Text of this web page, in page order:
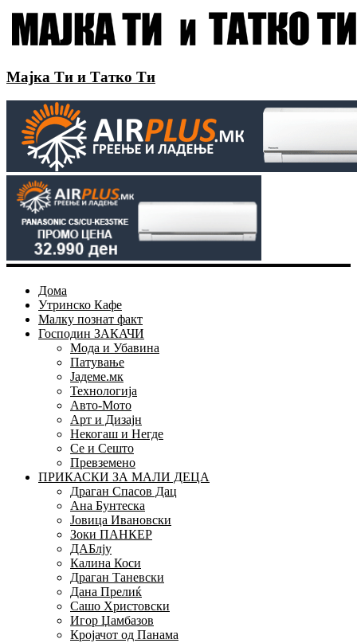
Мајка Ти и Татко Ти
Дома
Утринско Кафе
Малку познат факт
Господин ЗАКАЧИ
Мода и Убавина
Патување
Јадеме.мк
Технологија
Авто-Мото
Арт и Дизајн
Некогаш и Негде
Се и Сешто
Превземено
ПРИКАСКИ ЗА МАЛИ ДЕЦА
Драган Спасов Дац
Ана Бунтеска
Јовица Ивановски
Зоки ПАНКЕР
ДАБлју
Калина Коси
Драган Таневски
Дана Прелиќ
Сашо Христовски
Игор Џамбазов
Кројачот од Панама